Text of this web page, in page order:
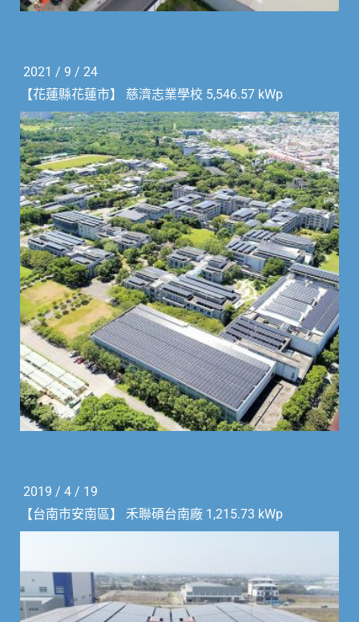
2021 / 9 / 24
【花蓮縣花蓮市】 慈濟志業學校 5,546.57 kWp
2019 / 4 / 19
【台南市安南區】 禾聯碩台南廠 1,215.73 kWp